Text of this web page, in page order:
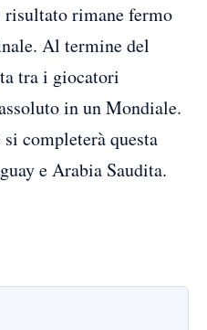
rimane fermo
Al termine del
tra i giocatori
in un Mondiale.
completerà questa
e Arabia Saudita.